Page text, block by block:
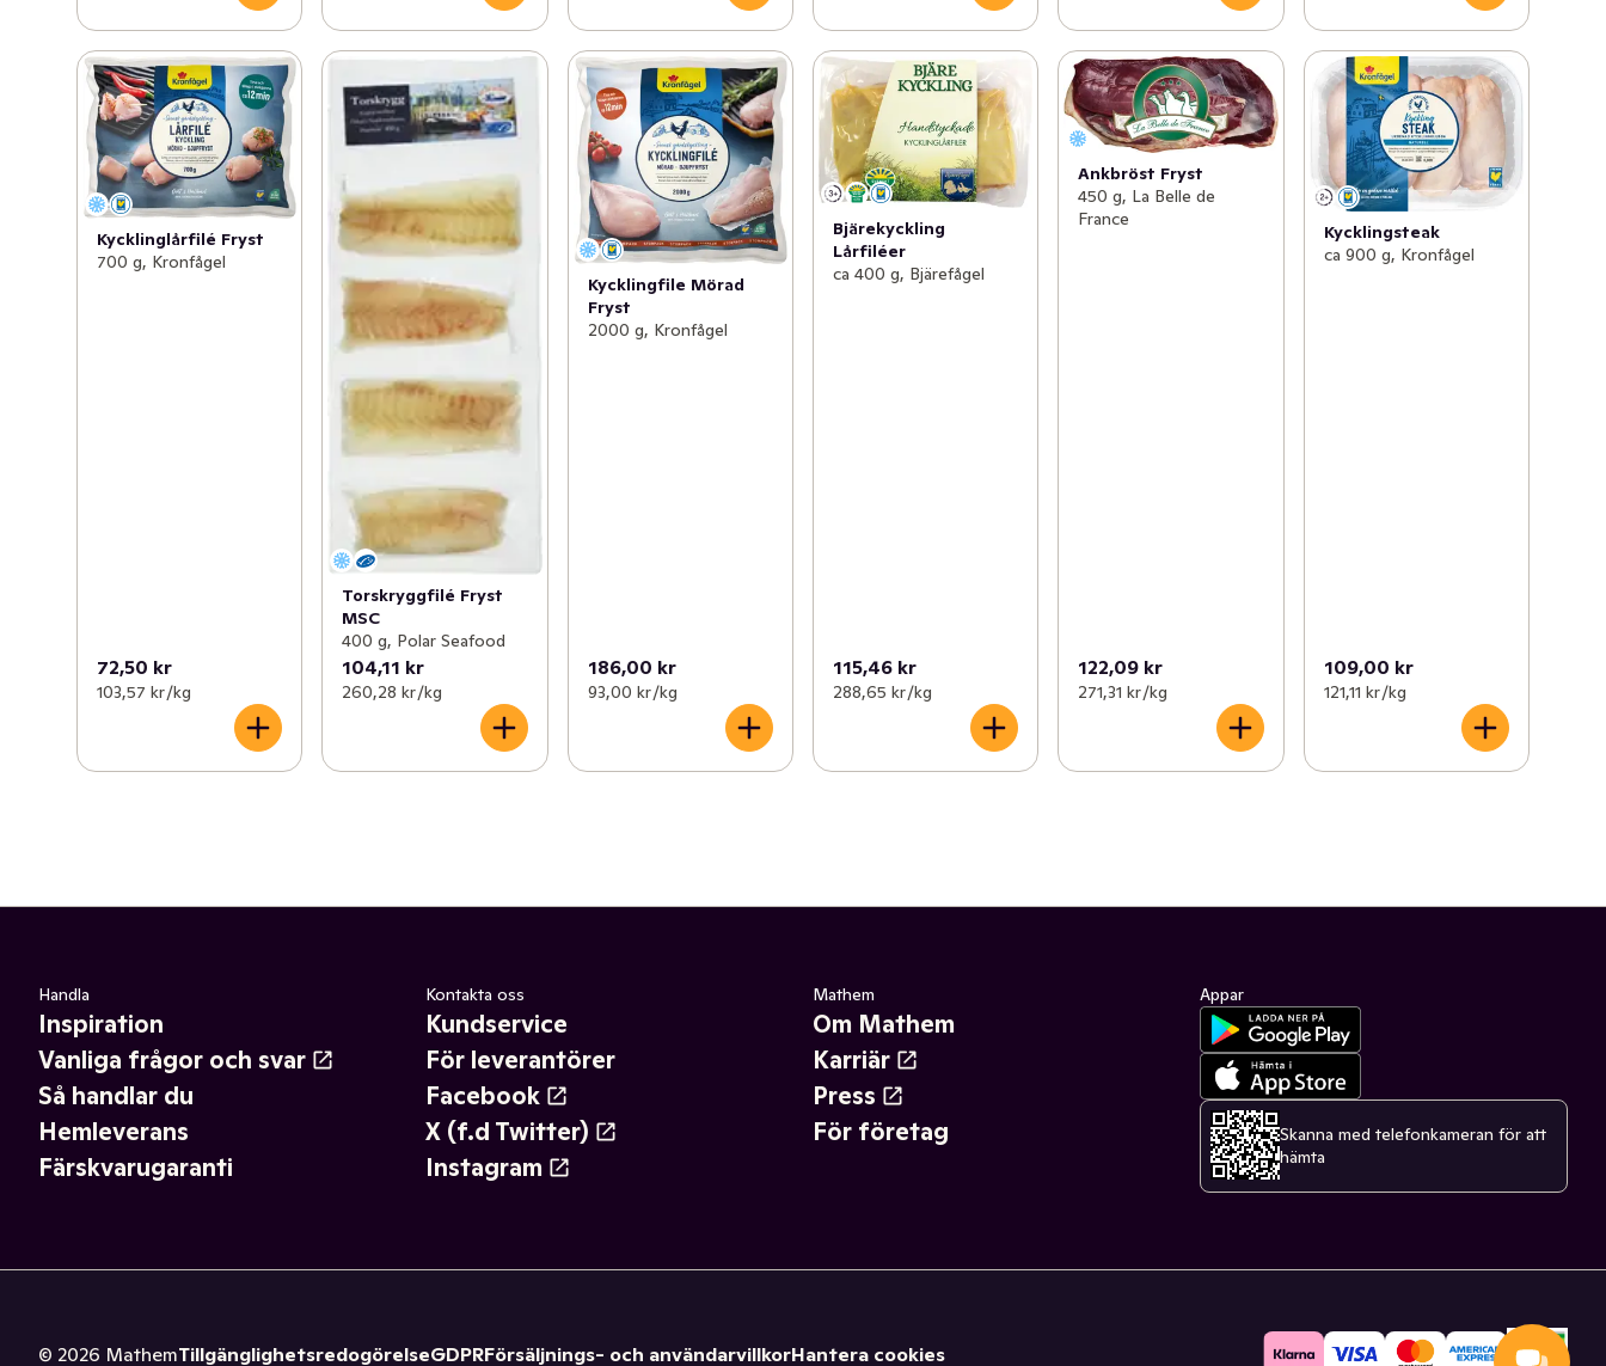
Kycklinglårfilé Fryst
700 g, Kronfågel
72,50 kr
103,57 kr /kg
Torskryggfilé Fryst
MSC
400 g, Polar Seafood
104,11 kr
260,28 kr /kg
Kycklingfile Mörad
Fryst
2000 g, Kronfågel
186,00 kr
93,00 kr /kg
Bjärekyckling
Lårfiléer
ca 400 g, Bjärefågel
115,46 kr
288,65 kr /kg
Ankbröst Fryst
450 g, La Belle de
France
122,09 kr
271,31 kr /kg
Kycklingsteak
ca 900 g, Kronfågel
109,00 kr
121,11 kr /kg
Handla
Inspiration
Vanliga frågor och svar
Så handlar du
Hemleverans
Färskvarugaranti
Kontakta oss
Kundservice
För leverantörer
Facebook
X (f.d Twitter)
Instagram
Mathem
Om Mathem
Karriär
Press
För företag
Appar
Skanna med telefonkameran för att
hämta
© 2026 MathemTillgänglighetsredogörelseGDPRFörsäljnings- och användarvillkorHantera cookies